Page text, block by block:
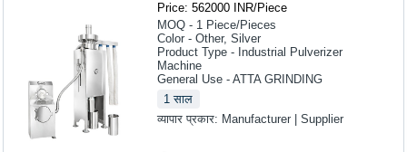
Price: 562000 INR/Piece
MOQ - 1 Piece/Pieces
Color - Other, Silver
Product Type - Industrial Pulverizer
Machine
General Use - ATTA GRINDING
1 साल
व्यापार प्रकार: Manufacturer | Supplier